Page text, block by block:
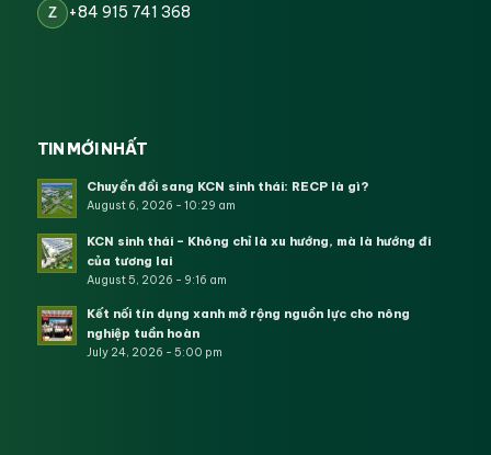
Z +84 915 741 368
TIN MỚI NHẤT
Chuyển đổi sang KCN sinh thái: RECP là gì?
August 6, 2026 - 10:29 am
KCN sinh thái – Không chỉ là xu hướng, mà là hướng đi
của tương lai
August 5, 2026 - 9:16 am
Kết nối tín dụng xanh mở rộng nguồn lực cho nông
nghiệp tuần hoàn
July 24, 2026 - 5:00 pm